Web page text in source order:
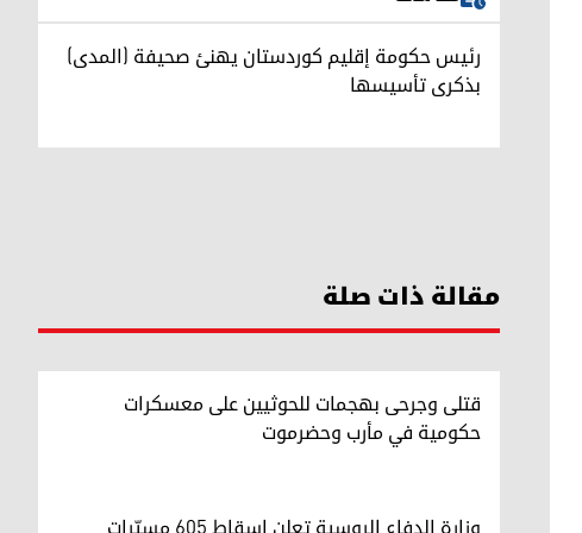
رئيس حكومة إقليم كوردستان يهنئ صحيفة (المدى)
بذكرى تأسيسها
مقالة ذات صلة
قتلى وجرحى بهجمات للحوثيين على معسكرات
حكومية في مأرب وحضرموت